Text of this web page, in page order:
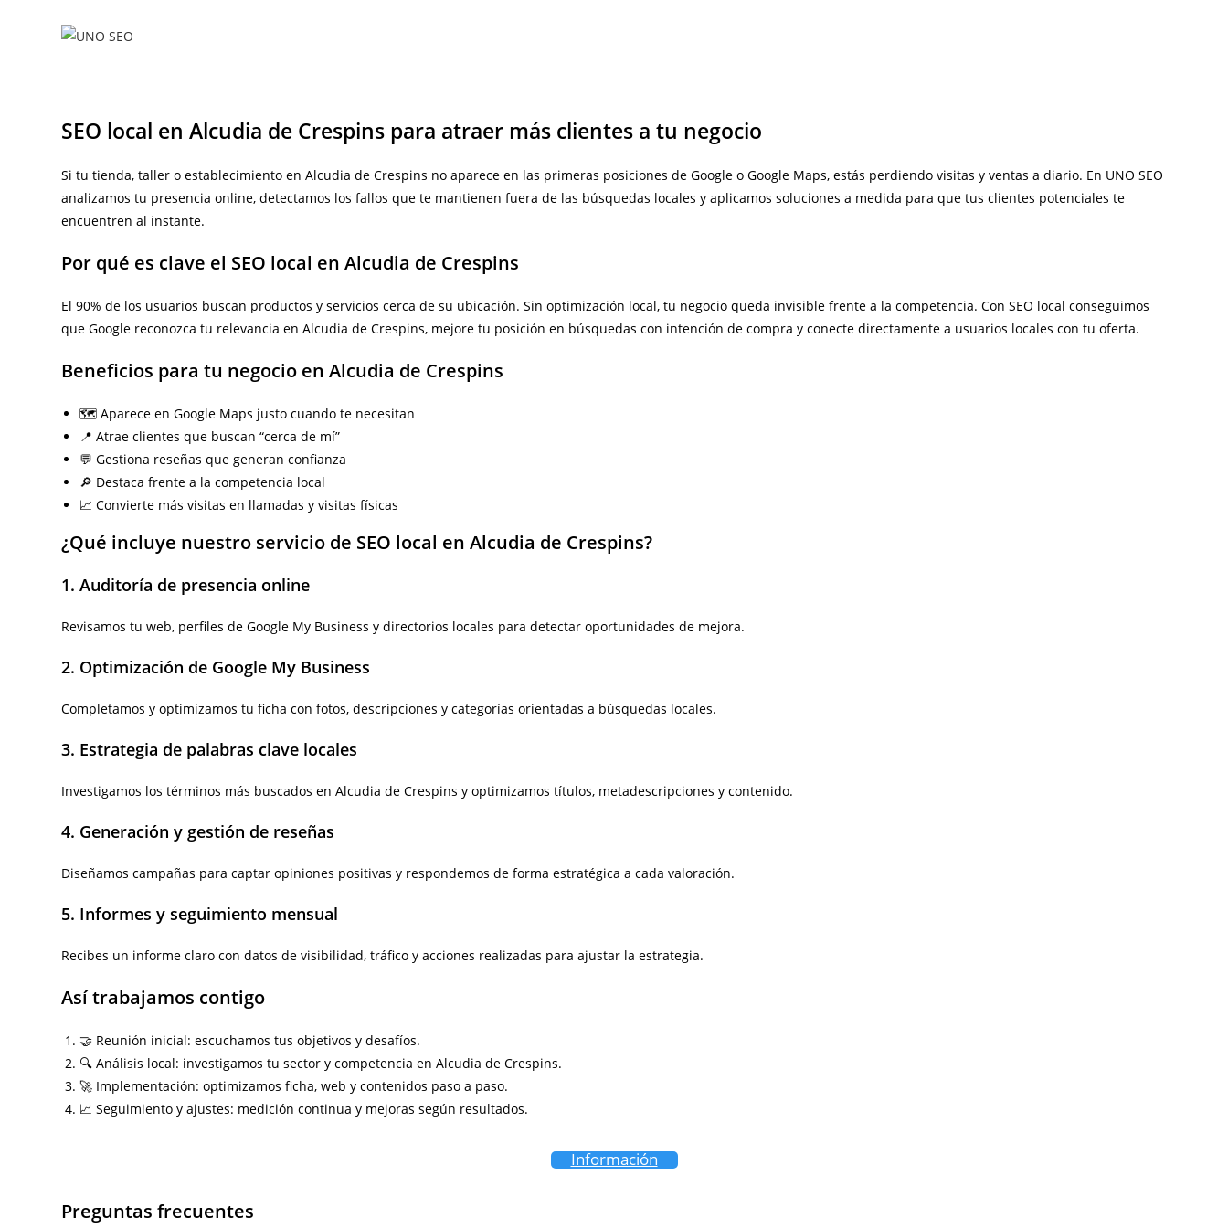
SEO local en Alcudia de Crespins para atraer más clientes a tu negocio
Si tu tienda, taller o establecimiento en Alcudia de Crespins no aparece en las primeras posiciones de Google o Google Maps, estás perdiendo visitas y ventas a diario. En UNO SEO
analizamos tu presencia online, detectamos los fallos que te mantienen fuera de las búsquedas locales y aplicamos soluciones a medida para que tus clientes potenciales te
encuentren al instante.
Por qué es clave el SEO local en Alcudia de Crespins
El 90% de los usuarios buscan productos y servicios cerca de su ubicación. Sin optimización local, tu negocio queda invisible frente a la competencia. Con SEO local conseguimos
que Google reconozca tu relevancia en Alcudia de Crespins, mejore tu posición en búsquedas con intención de compra y conecte directamente a usuarios locales con tu oferta.
Beneficios para tu negocio en Alcudia de Crespins
🗺️ Aparece en Google Maps justo cuando te necesitan
📍 Atrae clientes que buscan “cerca de mí”
💬 Gestiona reseñas que generan confianza
🔎 Destaca frente a la competencia local
📈 Convierte más visitas en llamadas y visitas físicas
¿Qué incluye nuestro servicio de SEO local en Alcudia de Crespins?
1. Auditoría de presencia online
Revisamos tu web, perfiles de Google My Business y directorios locales para detectar oportunidades de mejora.
2. Optimización de Google My Business
Completamos y optimizamos tu ficha con fotos, descripciones y categorías orientadas a búsquedas locales.
3. Estrategia de palabras clave locales
Investigamos los términos más buscados en Alcudia de Crespins y optimizamos títulos, metadescripciones y contenido.
4. Generación y gestión de reseñas
Diseñamos campañas para captar opiniones positivas y respondemos de forma estratégica a cada valoración.
5. Informes y seguimiento mensual
Recibes un informe claro con datos de visibilidad, tráfico y acciones realizadas para ajustar la estrategia.
Así trabajamos contigo
🤝 Reunión inicial: escuchamos tus objetivos y desafíos.
🔍 Análisis local: investigamos tu sector y competencia en Alcudia de Crespins.
🚀 Implementación: optimizamos ficha, web y contenidos paso a paso.
📈 Seguimiento y ajustes: medición continua y mejoras según resultados.
Información
Preguntas frecuentes